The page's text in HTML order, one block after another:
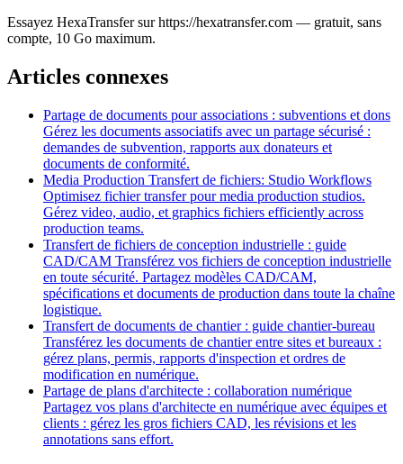
Essayez HexaTransfer sur https://hexatransfer.com — gratuit, sans
compte, 10 Go maximum.
Articles connexes
Partage de documents pour associations : subventions et dons
Gérez les documents associatifs avec un partage sécurisé :
demandes de subvention, rapports aux donateurs et
documents de conformité.
Media Production Transfert de fichiers: Studio Workflows
Optimisez fichier transfer pour media production studios.
Gérez video, audio, et graphics fichiers efficiently across
production teams.
Transfert de fichiers de conception industrielle : guide
CAD/CAM Transférez vos fichiers de conception industrielle
en toute sécurité. Partagez modèles CAD/CAM,
spécifications et documents de production dans toute la chaîne
logistique.
Transfert de documents de chantier : guide chantier-bureau
Transférez les documents de chantier entre sites et bureaux :
gérez plans, permis, rapports d'inspection et ordres de
modification en numérique.
Partage de plans d'architecte : collaboration numérique
Partagez vos plans d'architecte en numérique avec équipes et
clients : gérez les gros fichiers CAD, les révisions et les
annotations sans effort.